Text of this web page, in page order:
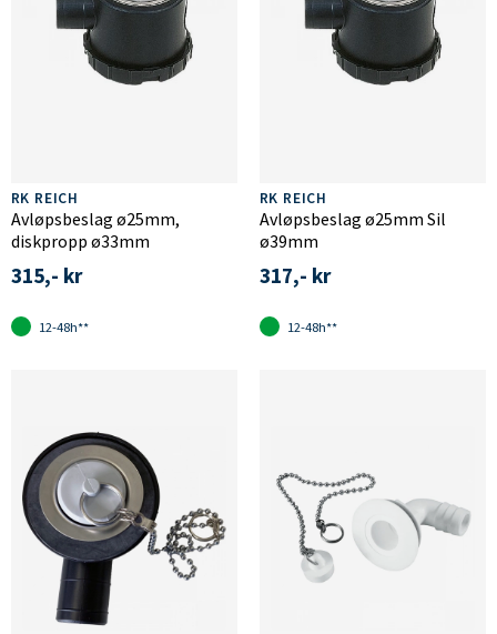
RK REICH
Avløpsbeslag ø25mm,
diskpropp ø33mm
315,- kr
12-48h**
RK REICH
Avløpsbeslag ø25mm Sil
ø39mm
317,- kr
12-48h**